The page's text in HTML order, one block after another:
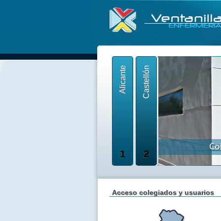
Alicante
1
Castellón
2
Acceso colegiados y usuarios